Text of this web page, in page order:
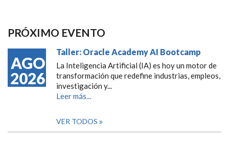
PRÓXIMO EVENTO
AGO
2026
Taller: Oracle Academy AI Bootcamp
La Inteligencia Artificial (IA) es hoy un motor de
transformación que redefine industrias, empleos,
investigación y...
Leer más...
VER TODOS